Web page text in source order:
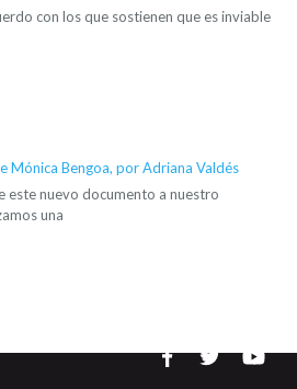
con los que sostienen que es inviable
Mónica Bengoa, por Adriana Valdés
este nuevo documento a nuestro
una